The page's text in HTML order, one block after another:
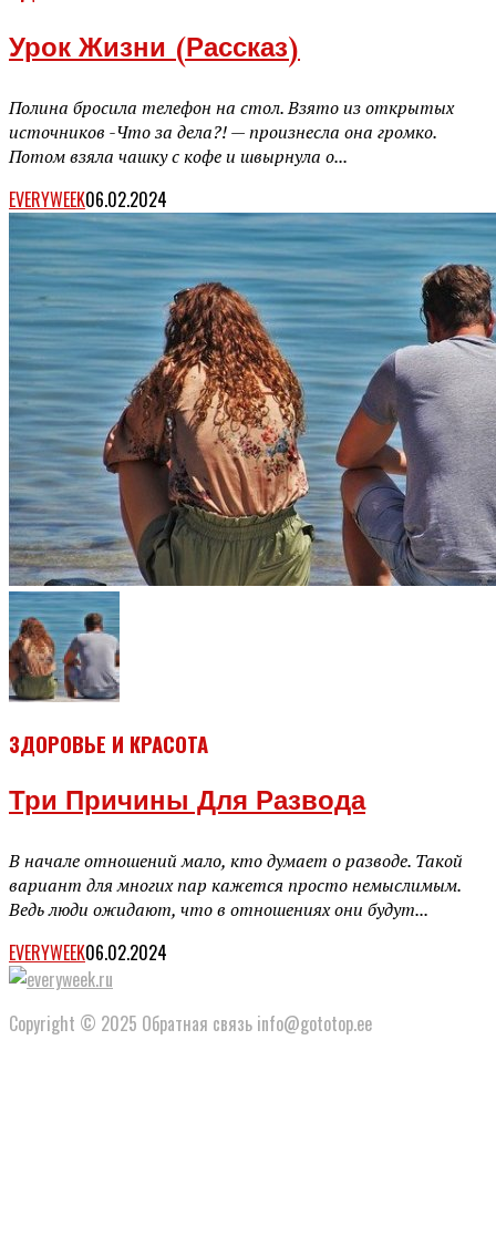
Урок Жизни (рассказ)
Полина бросила телефон на стол. Взято из открытых
источников -Что за дела?! — произнесла она громко.
Потом взяла чашку с кофе и швырнула о...
EVERYWEEK06.02.2024
ЗДОРОВЬЕ И КРАСОТА
Три Причины Для Развода
В начале отношений мало, кто думает о разводе. Такой
вариант для многих пар кажется просто немыслимым.
Ведь люди ожидают, что в отношениях они будут...
EVERYWEEK06.02.2024
Copyright © 2025 Обратная связь info@gototop.ee